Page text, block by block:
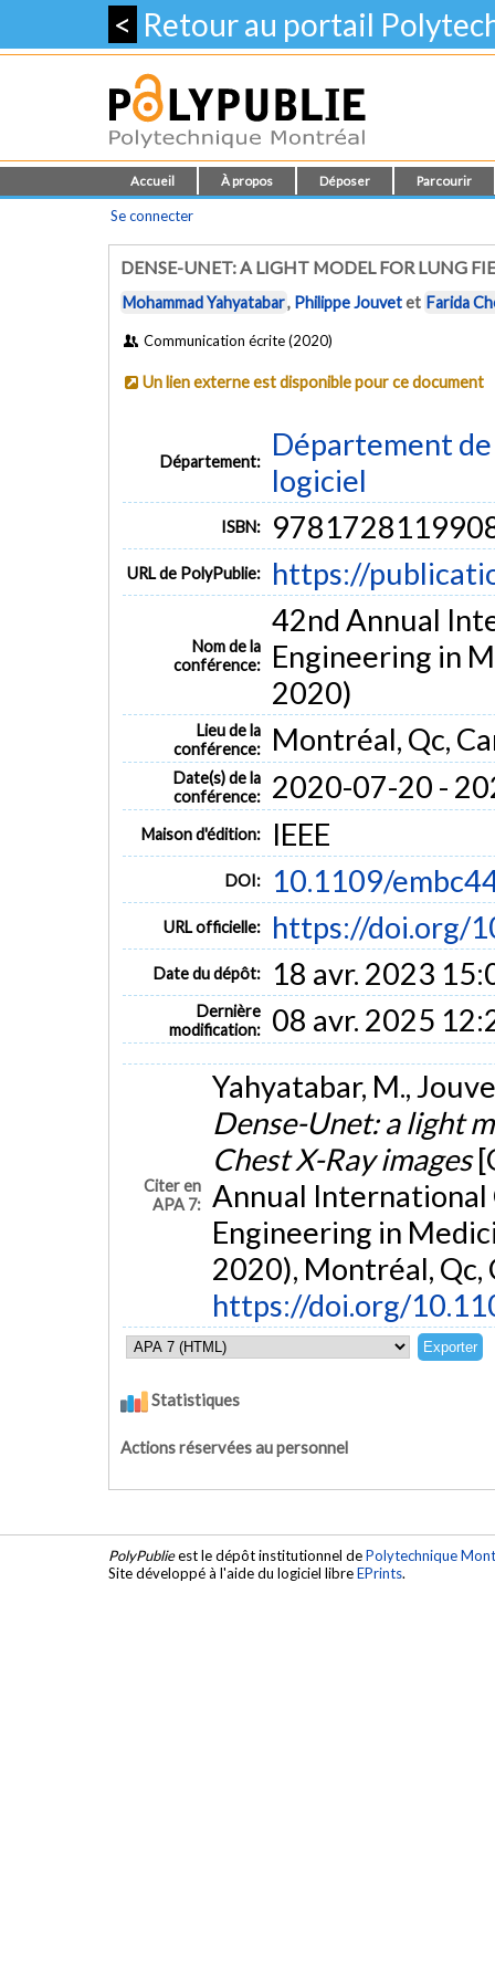
< Retour au portail
Accueil À propos Déposer Parcourir
Se connecter
DENSE-UNET: A LIGHT MODEL FOR LUNG
Mohammad Yahyatabar, Philippe Jouvetet Farida
Communication écrite (2020)
Un lien externe est disponible pour ce document
Département:
Département
logiciel
ISBN:
URL de PolyPublie: https://
Nom de la
conférence:
42nd Annual
Engineering in
2020)
Lieu de la
conférence:
Montréal, Qc,
Date(s) de la
conférence:
2020-07-20 -
Maison d'édition: IEEE
DOI: 10.1109/
URL officielle: https://doi.org/
Date du dépôt: 18 avr. 2023
Dernière
modification:
08 avr. 2025
Citer en
APA 7:
Yahyatabar, M.,
Dense-Unet: a light
Chest X-Ray images
Annual International
Engineering in
2020), Montréal, Qc,
https://doi.org/
Statistiques
Actions réservées au personnel
PolyPublieest le dépôt institutionnel dePolytechnique
Site développé à l'aide du logiciel libreEPrints.